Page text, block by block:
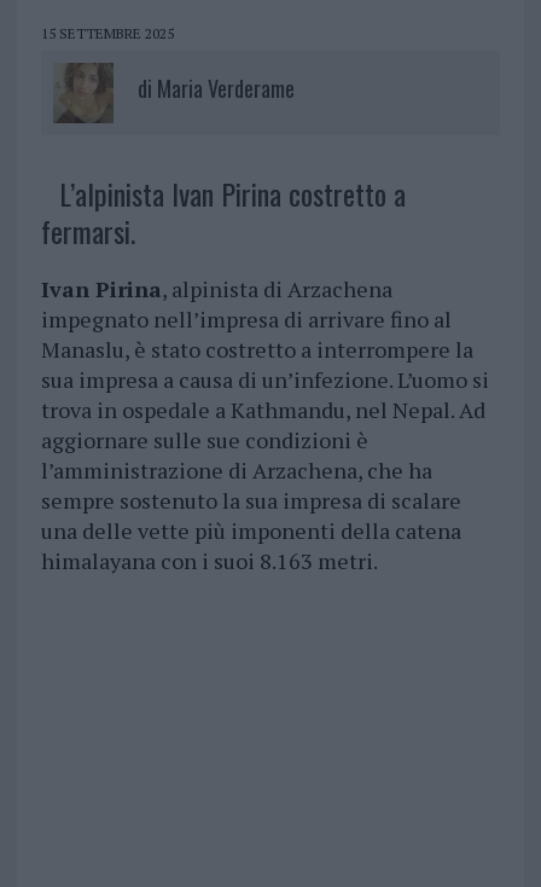
15 SETTEMBRE 2025
di Maria Verderame
L’alpinista Ivan Pirina costretto a
fermarsi.
Ivan Pirina, alpinista di Arzachena
impegnato nell’impresa di arrivare fino al
Manaslu, è stato costretto a interrompere la
sua impresa a causa di un’infezione. L’uomo si
trova in ospedale a Kathmandu, nel Nepal. Ad
aggiornare sulle sue condizioni è
l’amministrazione di Arzachena, che ha
sempre sostenuto la sua impresa di scalare
una delle vette più imponenti della catena
himalayana con i suoi 8.163 metri.